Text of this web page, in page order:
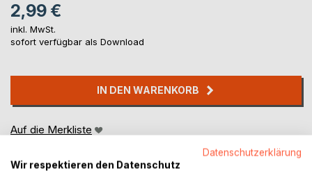
2,99 €
inkl. MwSt.
sofort verfügbar als Download
IN DEN WARENKORB
Auf die Merkliste
Datenschutzerklärung
Wir respektieren den Datenschutz